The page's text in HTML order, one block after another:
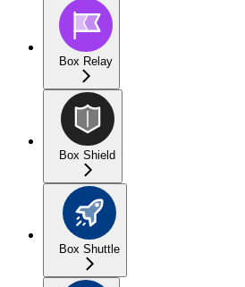
Box Relay
Box Shield
Box Shuttle